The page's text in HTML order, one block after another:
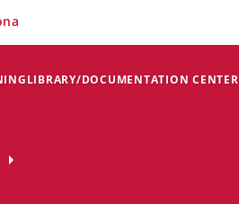
LIBRARY/DOCUMENTATION CENTER